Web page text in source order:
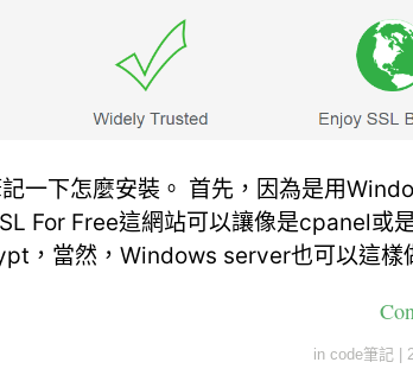
一下怎麼安裝。 首先，因為是用
For Free這網站可以讓像是cpanel或
，當然，Windows server也可以這樣
in code筆記 |